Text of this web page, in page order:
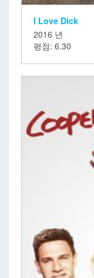
I Love Dick
2016 년
평점: 6.30